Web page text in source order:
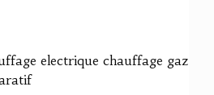
electrique chauffage gaz